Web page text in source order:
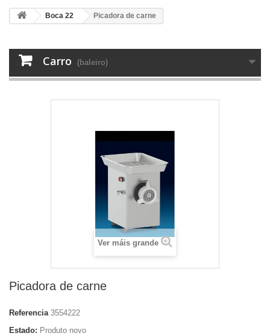
Boca 22 Picadora de carne
Carro (baleiro)
Ver máis grande
Picadora de carne
Referencia 3554222
Estado: Produto novo